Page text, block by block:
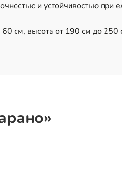
и устойчивостью при
см, высота от 190 см до 250